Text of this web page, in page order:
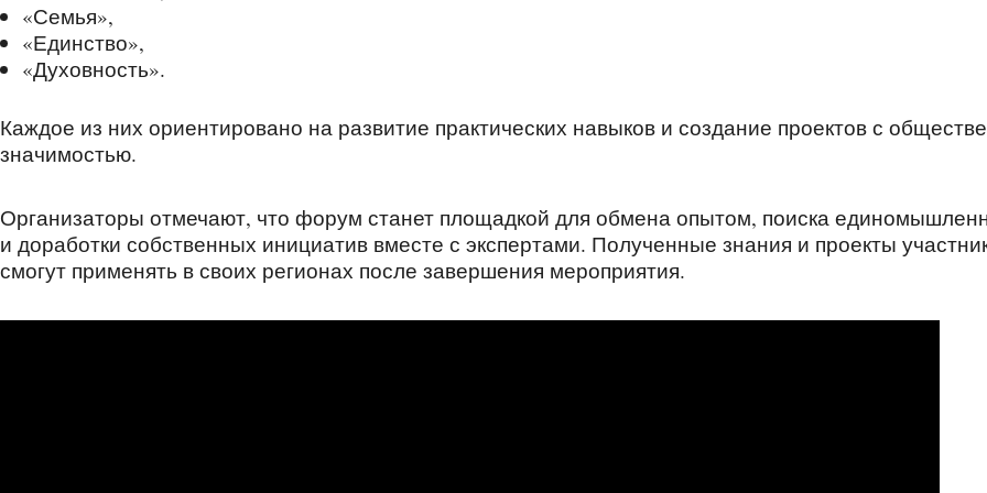
«Семья»,
«Единство»,
«Духовность».
Каждое из них ориентировано на развитие практических навыков и создание проектов с
значимостью.
Организаторы отмечают, что форум станет площадкой для обмена опытом, поиска
и доработки собственных инициатив вместе с экспертами. Полученные знания и проекты
смогут применять в своих регионах после завершения мероприятия.